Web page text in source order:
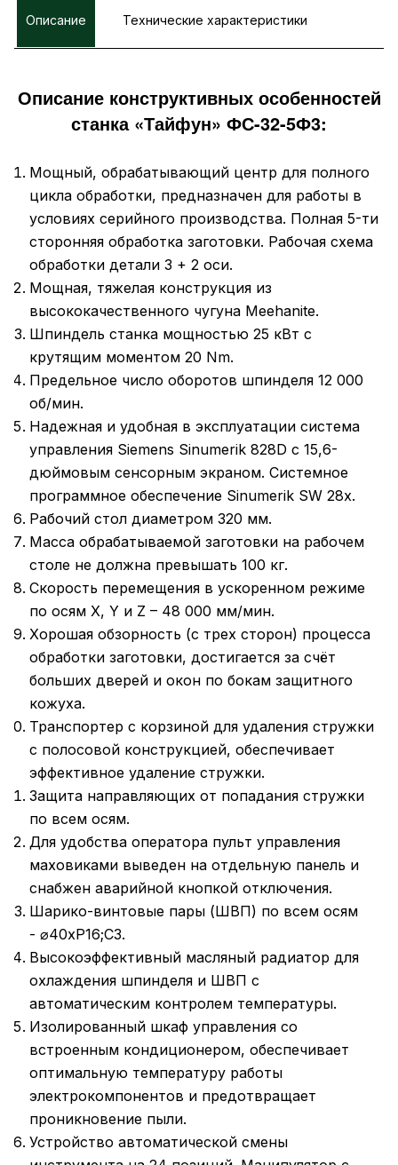
Описание Технические характеристики
Описание конструктивных особенностей
станка «Тайфун» ФС-32-5Ф3:
Мощный, обрабатывающий центр для полного
цикла обработки, предназначен для работы в
условиях серийного производства. Полная 5-ти
сторонняя обработка заготовки. Рабочая схема
обработки детали 3 + 2 оси.
Мощная, тяжелая конструкция из
высококачественного чугуна Meehanite.
Шпиндель станка мощностью 25 кВт с
крутящим моментом 20 Nm.
Предельное число оборотов шпинделя 12 000
об/мин.
Надежная и удобная в эксплуатации система
управления Siemens Sinumerik 828D с 15,6-
дюймовым сенсорным экраном. Системное
программное обеспечение Sinumerik SW 28x.
Рабочий стол диаметром 320 мм.
Масса обрабатываемой заготовки на рабочем
столе не должна превышать 100 кг.
Скорость перемещения в ускоренном режиме
по осям X, Y и Z – 48 000 мм/мин.
Хорошая обзорность (с трех сторон) процесса
обработки заготовки, достигается за счёт
больших дверей и окон по бокам защитного
кожуха.
Транспортер с корзиной для удаления стружки
с полосовой конструкцией, обеспечивает
эффективное удаление стружки.
Защита направляющих от попадания стружки
по всем осям.
Для удобства оператора пульт управления
маховиками выведен на отдельную панель и
снабжен аварийной кнопкой отключения.
Шарико-винтовые пары (ШВП) по всем осям
- ⌀40xP16;C3.
Высокоэффективный масляный радиатор для
охлаждения шпинделя и ШВП с
автоматическим контролем температуры.
Изолированный шкаф управления со
встроенным кондиционером, обеспечивает
оптимальную температуру работы
электрокомпонентов и предотвращает
проникновение пыли.
Устройство автоматической смены